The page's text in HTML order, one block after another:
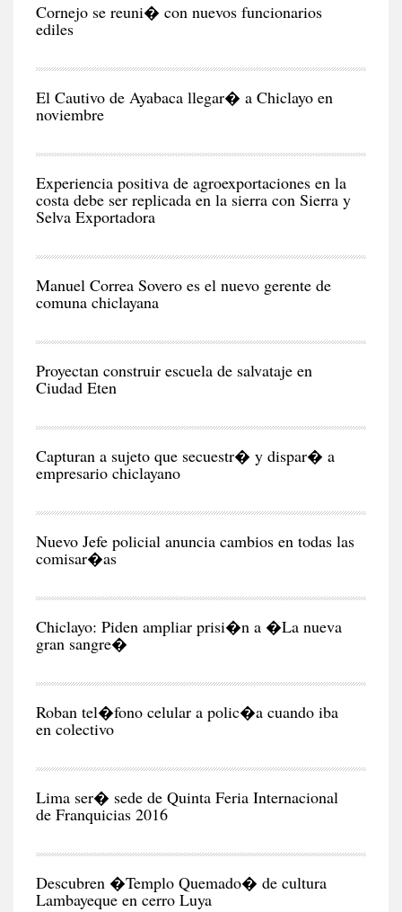
Cornejo se reuni� con nuevos funcionarios
ediles
El Cautivo de Ayabaca llegar� a Chiclayo en
noviembre
Experiencia positiva de agroexportaciones en la
costa debe ser replicada en la sierra con Sierra y
Selva Exportadora
Manuel Correa Sovero es el nuevo gerente de
comuna chiclayana
Proyectan construir escuela de salvataje en
Ciudad Eten
Capturan a sujeto que secuestr� y dispar� a
empresario chiclayano
Nuevo Jefe policial anuncia cambios en todas las
comisar�as
Chiclayo: Piden ampliar prisi�n a �La nueva
gran sangre�
Roban tel�fono celular a polic�a cuando iba
en colectivo
Lima ser� sede de Quinta Feria Internacional
de Franquicias 2016
Descubren �Templo Quemado� de cultura
Lambayeque en cerro Luya